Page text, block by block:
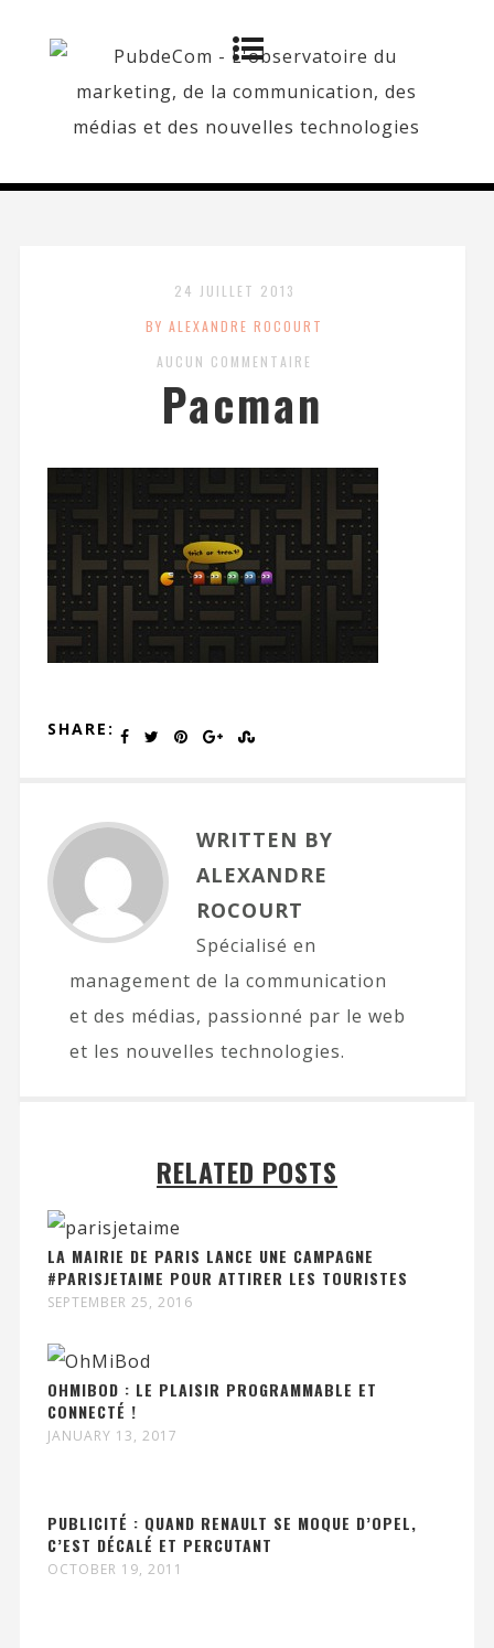
24 JUILLET 2013
BY ALEXANDRE ROCOURT
AUCUN COMMENTAIRE
Pacman
SHARE:
WRITTEN BY
ALEXANDRE
ROCOURT
Spécialisé en
management de la communication
et des médias, passionné par le web
et les nouvelles technologies.
RELATED POSTS
LA MAIRIE DE PARIS LANCE UNE CAMPAGNE
#PARISJETAIME POUR ATTIRER LES TOURISTES
SEPTEMBER 25, 2016
OHMIBOD : LE PLAISIR PROGRAMMABLE ET
CONNECTÉ !
JANUARY 13, 2017
PUBLICITÉ : QUAND RENAULT SE MOQUE D’OPEL,
C’EST DÉCALÉ ET PERCUTANT
OCTOBER 19, 2011